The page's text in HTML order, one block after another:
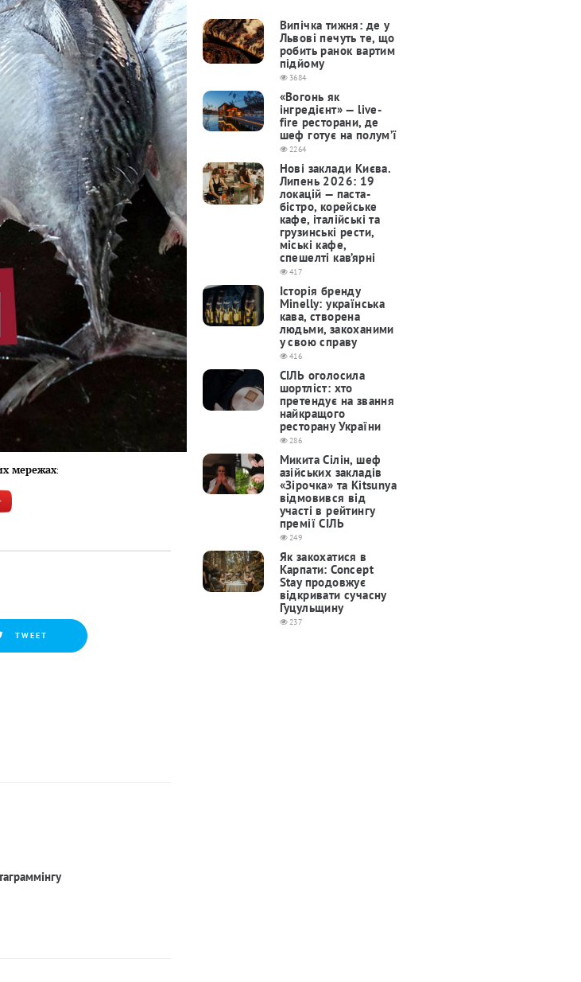
мережах:
TWEET
Випічка тижня: де у
Львові печуть те, що
робить ранок вартим
підйому
3684
«Вогонь як
інгредієнт» — live-
fire ресторани, де
шеф готує на полум’ї
2264
Нові заклади Києва.
Липень 2026: 19
локацій — паста-
бістро, корейське
кафе, італійські та
грузинські рести,
міські кафе,
спешелті кав’ярні
417
Історія бренду
Minelly: українська
кава, створена
людьми, закоханими
у свою справу
416
СІЛЬ оголосила
шортліст: хто
претендує на звання
найкращого
ресторану України
286
Микита Сілін, шеф
азійських закладів
«Зірочка» та Kitsunya
відмовився від
участі в рейтингу
премії СІЛЬ
249
Як закохатися в
Карпати: Concept
Stay продовжує
відкривати сучасну
Гуцульщину
237